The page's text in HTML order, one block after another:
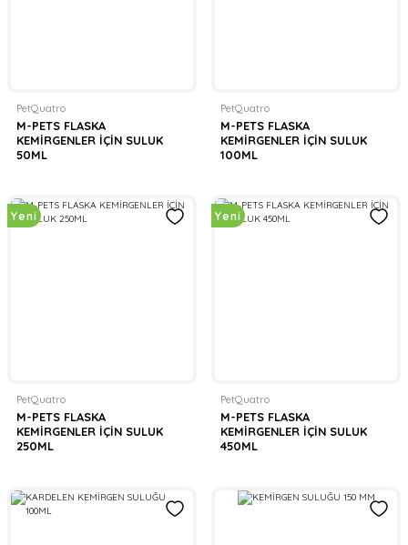
PetQuatro
M-PETS FLASKA
KEMİRGENLER İÇİN SULUK
50ML
PetQuatro
M-PETS FLASKA
KEMİRGENLER İÇİN SULUK
100ML
Yeni
PetQuatro
M-PETS FLASKA
KEMİRGENLER İÇİN SULUK
250ML
Yeni
PetQuatro
M-PETS FLASKA
KEMİRGENLER İÇİN SULUK
450ML